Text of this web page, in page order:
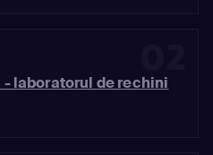
- laboratorul de rechini